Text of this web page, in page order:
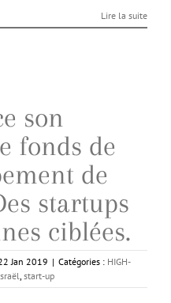
Lire la suite
son
fonds de
de
startups
ciblées.
Jan 2019 | Catégories : HIGH-
start-up